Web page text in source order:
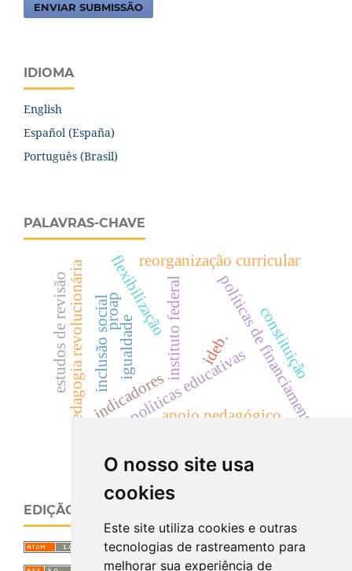
O nosso site usa
cookies
Este site utiliza cookies e outras
tecnologias de rastreamento para
melhorar sua experiência de
ENVIAR SUBMISSÃO
IDIOMA
English
Español (España)
Português (Brasil)
PALAVRAS-CHAVE
políticas educativas
igualdade instituto federal
proap políticas de financiamento
constituição
indicadores
pedagogia revolucionária apoio pedagógico
reorganização curricular
flexibilização
inclusão social
estudos de revisão ideb.
EDIÇÃO ATUAL